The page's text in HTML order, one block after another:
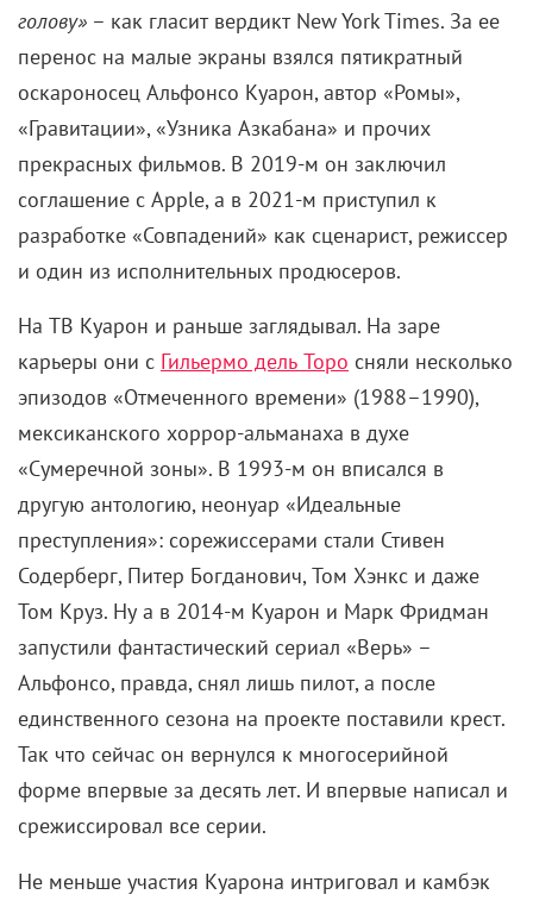
голову» – как гласит вердикт New York Times. За ее
перенос на малые экраны взялся пятикратный
оскароносец Альфонсо Куарон, автор «Ромы»,
«Гравитации», «Узника Азкабана» и прочих
прекрасных фильмов. В 2019-м он заключил
соглашение с Apple, а в 2021-м приступил к
разработке «Совпадений» как сценарист, режиссер
и один из исполнительных продюсеров.
На ТВ Куарон и раньше заглядывал. На заре
карьеры они с Гильермо дель Торо сняли несколько
эпизодов «Отмеченного времени» (1988–1990),
мексиканского хоррор-альманаха в духе
«Сумеречной зоны». В 1993-м он вписался в
другую антологию, неонуар «Идеальные
преступления»: сорежиссерами стали Стивен
Содерберг, Питер Богданович, Том Хэнкс и даже
Том Круз. Ну а в 2014-м Куарон и Марк Фридман
запустили фантастический сериал «Верь» –
Альфонсо, правда, снял лишь пилот, а после
единственного сезона на проекте поставили крест.
Так что сейчас он вернулся к многосерийной
форме впервые за десять лет. И впервые написал и
срежиссировал все серии.
Не меньше участия Куарона интриговал и камбэк